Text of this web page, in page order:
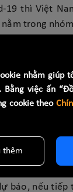
19 thì Việt
nằm trong
gia duy nhất
2020. Ngân
tế Việt Nam
năm 2021.
về sự
lẻ được
nhất.
tăng
này đã
báo, nếu
nhằm giúp
Bằng việc ấn
cookie theo
thêm